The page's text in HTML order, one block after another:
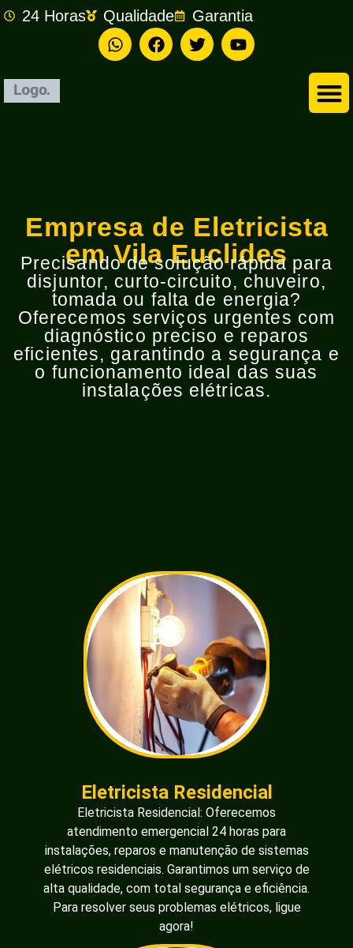
24 Horas Qualidade Garantia
Empresa de Eletricista
em Vila Euclides
Precisando de solução rápida para
disjuntor, curto-circuito, chuveiro,
tomada ou falta de energia?
Oferecemos serviços urgentes com
diagnóstico preciso e reparos
eficientes, garantindo a segurança e
o funcionamento ideal das suas
instalações elétricas.
Eletricista Residencial
Eletricista Residencial: Oferecemos
atendimento emergencial 24 horas para
instalações, reparos e manutenção de sistemas
elétricos residenciais. Garantimos um serviço de
alta qualidade, com total segurança e eficiência.
Para resolver seus problemas elétricos, ligue
agora!